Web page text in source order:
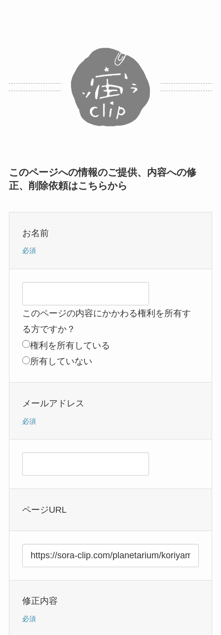
このページへの情報のご提供、内容への修
正、削除依頼はこちらから
お名前
必須
このページの内容にかかわる権利を所有す
る方ですか？
権利を所有している
所有していない
メールアドレス
必須
ページURL
修正内容
必須